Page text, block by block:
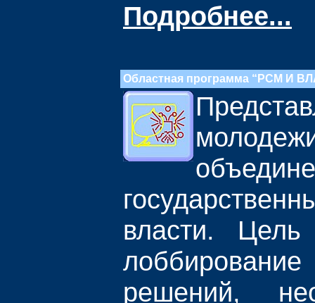
Подробнее...
Областная программа “РСМ И
власти.
решений,